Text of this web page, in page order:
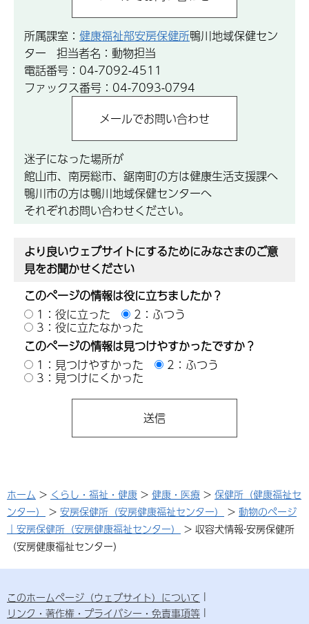
所属課室： 健康福祉部安房保健所鴨川地域保健セン
ター 担当者名：動物担当
電話番号：04-7092-4511
ファックス番号：04-7093-0794
迷子になった場所が
館山市、南房総市、鋸南町の方は健康生活支援課へ
鴨川市の方は鴨川地域保健センターへ
それぞれお問い合わせください。
より良いウェブサイトにするためにみなさまのご意
見をお聞かせください
このページの情報は役に立ちましたか？
1：役に立った
2：ふつう
3：役に立たなかった
このページの情報は見つけやすかったですか？
1：見つけやすかった
2：ふつう
3：見つけにくかった
ホーム > くらし・福祉・健康 > 健康・医療 > 保健所（健康福祉セ
ンター）
> 安房保健所（安房健康福祉センター） > 動物のページ
｜安房保健所（安房健康福祉センター）
> 収容犬情報-安房保健所
（安房健康福祉センター）
このホームページ（ウェブサイト）について
リンク・著作権・プライバシー・免責事項等